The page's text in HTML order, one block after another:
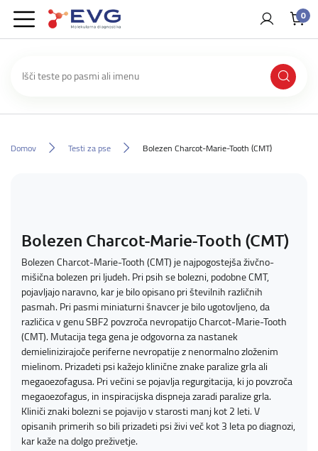
0
Domov Testi za pse Bolezen Charcot-Marie-Tooth (CMT)
Bolezen Charcot-Marie-Tooth (CMT)
Bolezen Charcot-Marie-Tooth (CMT) je najpogostejša živčno-
mišična bolezen pri ljudeh. Pri psih se bolezni, podobne CMT,
pojavljajo naravno, kar je bilo opisano pri številnih različnih
pasmah. Pri pasmi miniaturni šnavcer je bilo ugotovljeno, da
različica v genu SBF2 povzroča nevropatijo Charcot-Marie-Tooth
(CMT). Mutacija tega gena je odgovorna za nastanek
demielinizirajoče periferne nevropatije z nenormalno zloženim
mielinom. Prizadeti psi kažejo klinične znake paralize grla ali
megaoezofagusa. Pri večini se pojavlja regurgitacija, ki jo povzroča
megaoezofagus, in inspiracijska dispneja zaradi paralize grla.
Kliniči znaki bolezni se pojavijo v starosti manj kot 2 leti. V
opisanih primerih so bili prizadeti psi živi več kot 3 leta po diagnozi,
kar kaže na dolgo preživetje.